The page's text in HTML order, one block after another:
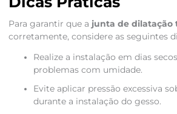
Para garantir que a junta de dilatação
corretamente, considere as seguintes
Realize a instalação em dias
problemas com umidade.
Evite aplicar pressão excessiva
durante a instalação do gesso.